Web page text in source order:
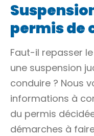
permis de
Faut-il repasser
une suspension
conduire ? Nous
informations à
du permis
démarches à